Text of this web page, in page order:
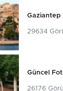
Gaziantep
29634
Güncel
26176